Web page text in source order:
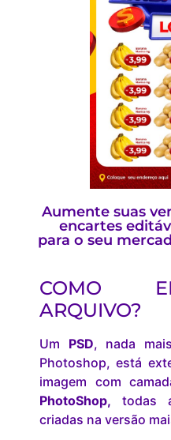
Aumente suas
encartes
para o seu
COMO
ARQUIVO?
Um PSD, nada
Photoshop, está
imagem com
PhotoShop, todas
criadas na versão